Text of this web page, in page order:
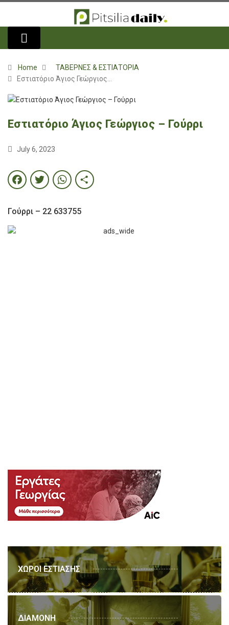
Home
ΤΑΒΕΡΝΕΣ & ΕΣΤΙΑΤΟΡΙΑ
Εστιατόριο Άγιος Γεώργιος…
Εστιατόριο Άγιος Γεώργιος – Γούρρι
July 6, 2023
Facebook
Twitter
WhatsApp
Share
Γούρρι – 22 633755
ΧΩΡΟΙ ΕΣΤΙΑΣΗΣ
ΔΙΑΜΟΝΗ